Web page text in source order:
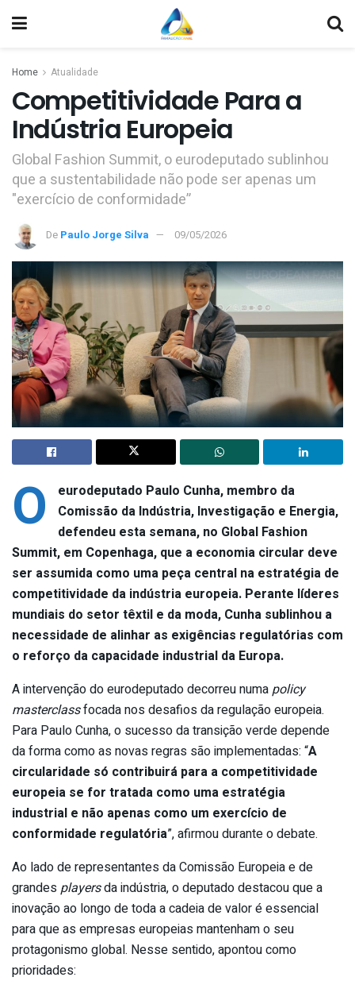
Home Atualidade
Competitividade Para a
Indústria Europeia
Global Fashion Summit, o eurodeputado sublinhou
que a sustentabilidade não pode ser apenas um
"exercício de conformidade”
De Paulo Jorge Silva 09/05/2026
O
eurodeputado Paulo Cunha, membro da
Comissão da Indústria, Investigação e Energia,
defendeu esta semana, no Global Fashion
Summit, em Copenhaga, que a economia circular deve
ser assumida como uma peça central na estratégia de
competitividade da indústria europeia. Perante líderes
mundiais do setor têxtil e da moda, Cunha sublinhou a
necessidade de alinhar as exigências regulatórias com
o reforço da capacidade industrial da Europa.
A intervenção do eurodeputado decorreu numa policy
masterclassfocada nos desafios da regulação europeia.
Para Paulo Cunha, o sucesso da transição verde depende
da forma como as novas regras são implementadas: “A
circularidade só contribuirá para a competitividade
europeia se for tratada como uma estratégia
industrial e não apenas como um exercício de
conformidade regulatória”, afirmou durante o debate.
Ao lado de representantes da Comissão Europeia e de
grandes playersda indústria, o deputado destacou que a
inovação ao longo de toda a cadeia de valor é essencial
para que as empresas europeias mantenham o seu
protagonismo global. Nesse sentido, apontou como
prioridades: